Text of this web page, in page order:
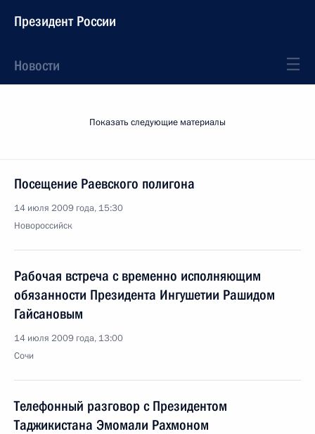
Президент России
Новости
Показать следующие материалы
Посещение Раевского полигона
14 июля 2009 года, 15:30
Новороссийск
Рабочая встреча с временно исполняющим
обязанности Президента Ингушетии Рашидом
Гайсановым
14 июля 2009 года, 13:00
Сочи
Телефонный разговор с Президентом
Таджикистана Эмомали Рахмоном